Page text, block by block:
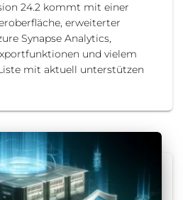
24.2 kommt mit einer
erweiterter
Synapse Analytics,
und vielem
mit aktuell unterstützen